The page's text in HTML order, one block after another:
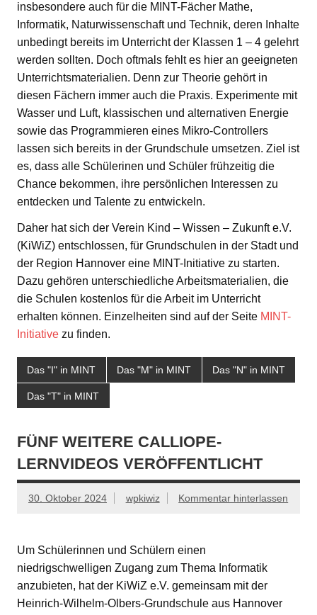
insbesondere auch für die MINT-Fächer Mathe,
Informatik, Naturwissenschaft und Technik, deren Inhalte
unbedingt bereits im Unterricht der Klassen 1 – 4 gelehrt
werden sollten. Doch oftmals fehlt es hier an geeigneten
Unterrichtsmaterialien. Denn zur Theorie gehört in
diesen Fächern immer auch die Praxis. Experimente mit
Wasser und Luft, klassischen und alternativen Energie
sowie das Programmieren eines Mikro-Controllers
lassen sich bereits in der Grundschule umsetzen. Ziel ist
es, dass alle Schülerinen und Schüler frühzeitig die
Chance bekommen, ihre persönlichen Interessen zu
entdecken und Talente zu entwickeln.
Daher hat sich der Verein Kind – Wissen – Zukunft e.V.
(KiWiZ) entschlossen, für Grundschulen in der Stadt und
der Region Hannover eine MINT-Initiative zu starten.
Dazu gehören unterschiedliche Arbeitsmaterialien, die
die Schulen kostenlos für die Arbeit im Unterricht
erhalten können. Einzelheiten sind auf der Seite MINT-
Initiative zu finden.
Das "I" in MINT Das "M" in MINT Das "N" in MINT
Das "T" in MINT
FÜNF WEITERE CALLIOPE-
LERNVIDEOS VERÖFFENTLICHT
30. Oktober 2024 wpkiwiz Kommentar hinterlassen
Um Schülerinnen und Schülern einen
niedrigschwelligen Zugang zum Thema Informatik
anzubieten, hat der KiWiZ e.V. gemeinsam mit der
Heinrich-Wilhelm-Olbers-Grundschule aus Hannover